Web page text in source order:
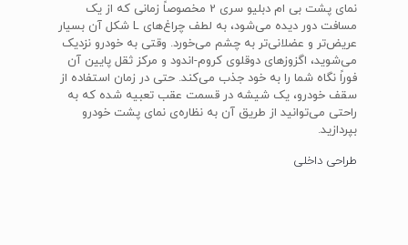
نمای پشت بی ام دبلیو سری 2 مخصوصاً زمانی که از یک
مسافت دور دیده می‌شود، به لطف چراغ‌های L شکل آن بسیار
عریض‌تر و عضلانی‌تر به چشم می‌خورد. وقتی به خودرو نزدیک
می‌شوید، اگزوزهای دوقلوی کروم-اندود و مرکز ثقل پایین آن
فوراً نگاه شما را به خود جذب می‌کند. حتی در زمان استفاده از
سقف خودرو، یک شیشه در قسمت عقب تعبیه شده که به
راحتی می‌توانید از طریق آن به نظاره‌ی نمای پشت خودرو
بپردازید.
طراحی داخلی